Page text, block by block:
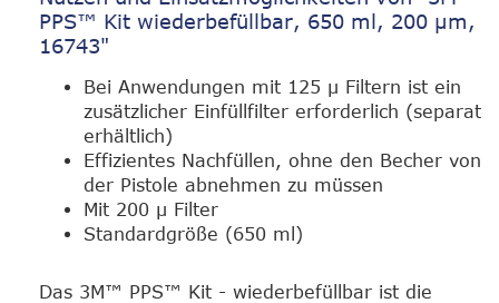
PPS™ Kit wiederbefüllbar, 650 ml, 200 µm,
16743"
Bei Anwendungen mit 125 µ Filtern ist ein
zusätzlicher Einfüllfilter erforderlich (separat
erhältlich)
Effizientes Nachfüllen, ohne den Becher von
der Pistole abnehmen zu müssen
Mit 200 µ Filter
Standardgröße (650 ml)
Das 3M™ PPS™ Kit - wiederbefüllbar ist die